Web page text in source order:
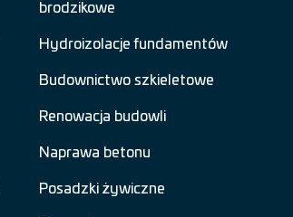
brodzikowe
Hydroizolacje fundamentów
Budownictwo szkieletowe
Renowacja budowli
Naprawa betonu
Posadzki żywiczne